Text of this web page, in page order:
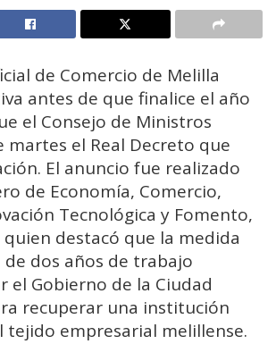
de Comercio de Melilla
antes de que finalice el año
el Consejo de Ministros
martes el Real Decreto que
El anuncio fue realizado
de Economía, Comercio,
Tecnológica y Fomento,
destacó que la medida
de dos años de trabajo
el Gobierno de la Ciudad
recuperar una institución
tejido empresarial melillense.